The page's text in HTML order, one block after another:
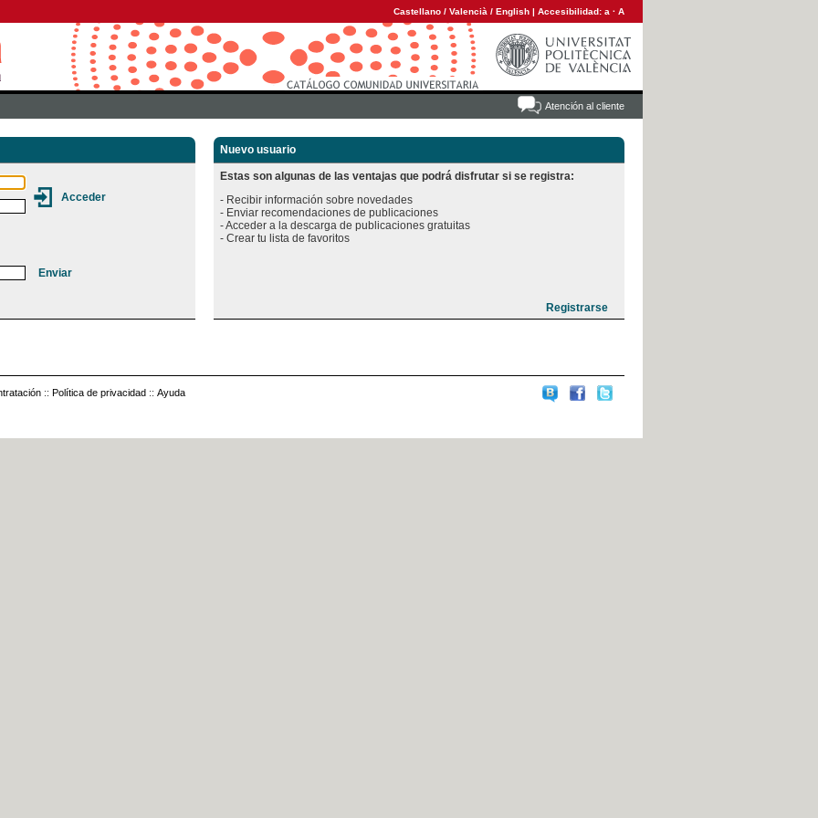
Castellano / Valencià / English | Accesibilidad: a · A
Atención al cliente
Nuevo usuario
Estas son algunas de las ventajas que podrá disfrutar si se registra:
- Recibir información sobre novedades
- Enviar recomendaciones de publicaciones
- Acceder a la descarga de publicaciones gratuitas
:: Política de privacidad :: Ayuda